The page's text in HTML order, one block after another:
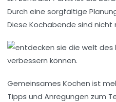
Durch eine sorgfältige
Diese Kochabende sind nicht
Gemeinsames Kochen ist
Tipps und Anregungen zum